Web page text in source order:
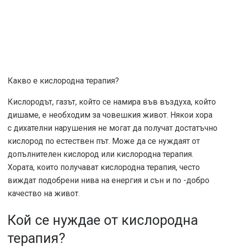
Какво е кислородна терапия?
Кислородът, газът, който се намира във въздуха, който
дишаме, е необходим за човешкия живот. Някои хора
с дихателни нарушения не могат да получат достатъчно
кислород по естествен път. Може да се нуждаят от
допълнителен кислород или кислородна терапия.
Хората, които получават кислородна терапия, често
виждат подобрени нива на енергия и сън и по -добро
качество на живот.
Кой се нуждае от кислородна
терапия?